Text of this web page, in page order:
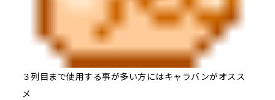
３列目まで使用する事が多い方にはキャラバンがオスス
メ